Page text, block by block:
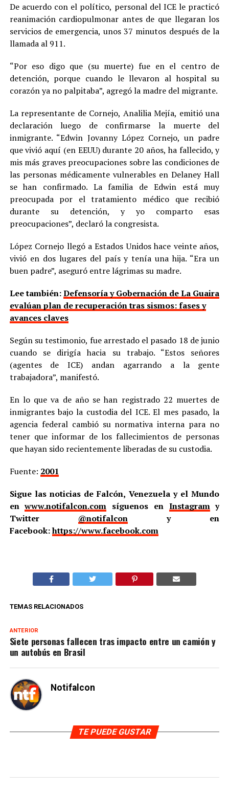
De acuerdo con el político, personal del ICE le practicó
reanimación cardiopulmonar antes de que llegaran los
servicios de emergencia, unos 37 minutos después de la
llamada al 911.
“Por eso digo que (su muerte) fue en el centro de
detención, porque cuando le llevaron al hospital su
corazón ya no palpitaba”, agregó la madre del migrante.
La representante de Cornejo, Analilia Mejía, emitió una
declaración luego de confirmarse la muerte del
inmigrante. “Edwin Jovanny López Cornejo, un padre
que vivió aquí (en EEUU) durante 20 años, ha fallecido, y
mis más graves preocupaciones sobre las condiciones de
las personas médicamente vulnerables en Delaney Hall
se han confirmado. La familia de Edwin está muy
preocupada por el tratamiento médico que recibió
durante su detención, y yo comparto esas
preocupaciones”, declaró la congresista.
López Cornejo llegó a Estados Unidos hace veinte años,
vivió en dos lugares del país y tenía una hija. “Era un
buen padre”, aseguró entre lágrimas su madre.
Lee también:Defensoría y Gobernación de La Guaira
evalúan plan de recuperación tras sismos: fases y
avances claves
Según su testimonio, fue arrestado el pasado 18 de junio
cuando se dirigía hacia su trabajo. “Estos señores
(agentes de ICE) andan agarrando a la gente
trabajadora”, manifestó.
En lo que va de año se han registrado 22 muertes de
inmigrantes bajo la custodia del ICE. El mes pasado, la
agencia federal cambió su normativa interna para no
tener que informar de los fallecimientos de personas
que hayan sido recientemente liberadas de su custodia.
Fuente: 2001
Sigue las noticias de Falcón, Venezuela y el Mundo
enwww.notifalcon.com síguenos en Instagramy
Twitter @notifalcony en
Facebook:https://www.facebook.com
TEMAS RELACIONADOS
ANTERIOR
Siete personas fallecen tras impacto entre un camión y
un autobús en Brasil
Notifalcon
TE PUEDE GUSTAR